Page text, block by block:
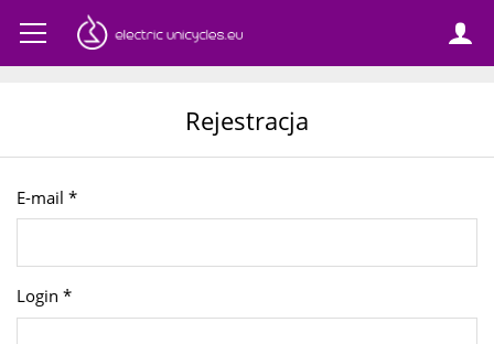
Rejestracja
E-mail *
Login *